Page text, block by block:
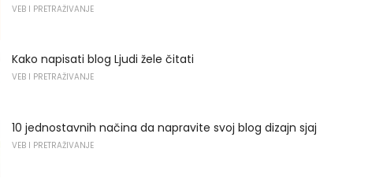
VEB I PRETRAŽIVANJE
Kako napisati blog Ljudi žele čitati
VEB I PRETRAŽIVANJE
10 jednostavnih načina da napravite svoj blog dizajn sjaj
VEB I PRETRAŽIVANJE